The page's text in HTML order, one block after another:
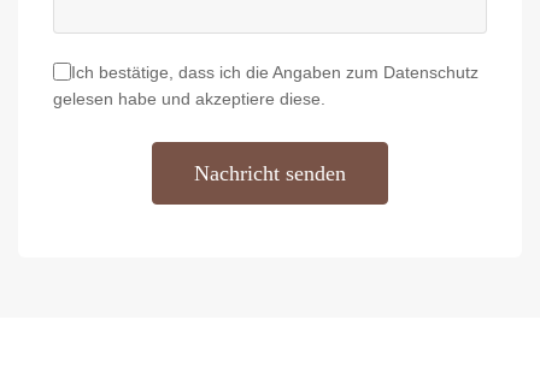
Ich bestätige, dass ich dieAngaben zum Datenschutz
gelesen habe und akzeptiere diese.
Nachricht senden